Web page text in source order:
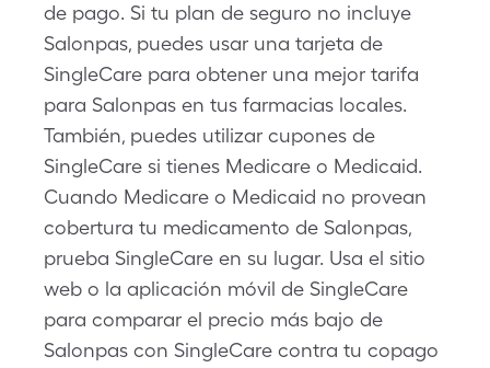
de pago. Si tu plan de seguro no incluye
Salonpas, puedes usar una tarjeta de
SingleCare para obtener una mejor tarifa
para Salonpas en tus farmacias locales.
También, puedes utilizar cupones de
SingleCare si tienes Medicare o Medicaid.
Cuando Medicare o Medicaid no provean
cobertura tu medicamento de Salonpas,
prueba SingleCare en su lugar. Usa el sitio
web o la aplicación móvil de SingleCare
para comparar el precio más bajo de
Salonpas con SingleCare contra tu copago